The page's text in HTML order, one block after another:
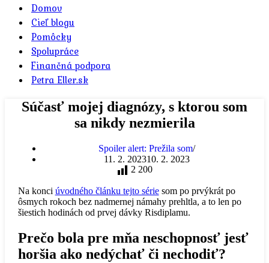
Domov
Cieľ blogu
Pomôcky
Spolupráce
Finančná podpora
Petra Eller.sk
Súčasť mojej diagnózy, s ktorou som
sa nikdy nezmierila
Spoiler alert: Prežila som
11. 2. 202310. 2. 2023
2 200
Na konci úvodného článku tejto sériesom po prvýkrát po
ôsmych rokoch bez nadmernej námahy prehltla, a to len po
šiestich hodinách od prvej dávky Risdiplamu.
Prečo bola pre mňa neschopnosť jesť
horšia ako nedýchať či nechodiť?